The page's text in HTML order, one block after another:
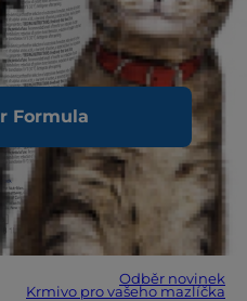
Formula
Odběr novinek
Krmivo pro vašeho mazlíčka